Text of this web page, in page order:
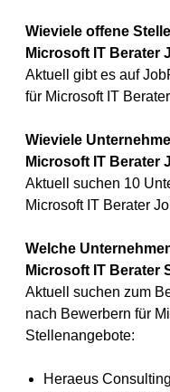
Wieviele offene
Microsoft IT Berater
Aktuell gibt es auf
für Microsoft IT
Wieviele
Microsoft IT Berater
Aktuell suchen 10
Microsoft IT Berater
Welche
Microsoft IT Berater
Aktuell suchen zum
nach Bewerbern für
Stellenangebote:
Heraeus